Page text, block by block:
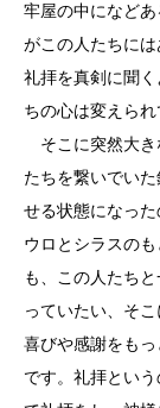
牢屋の中になど
がこの人たちに
礼拝を真剣に聞
ちの心は変えら
そこに突然大き
たちを繋いでい
せる状態になっ
ウロとシラスの
も、この人たち
っていたい、そ
喜びや感謝をも
です。礼拝とい